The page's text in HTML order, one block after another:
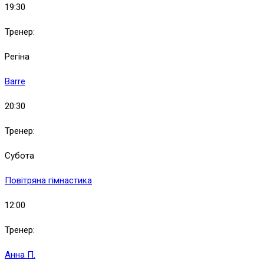
19:30
Тренер:
Регіна
Barre
20:30
Тренер:
Субота
Повітряна гімнастика
12:00
Тренер:
Анна П.